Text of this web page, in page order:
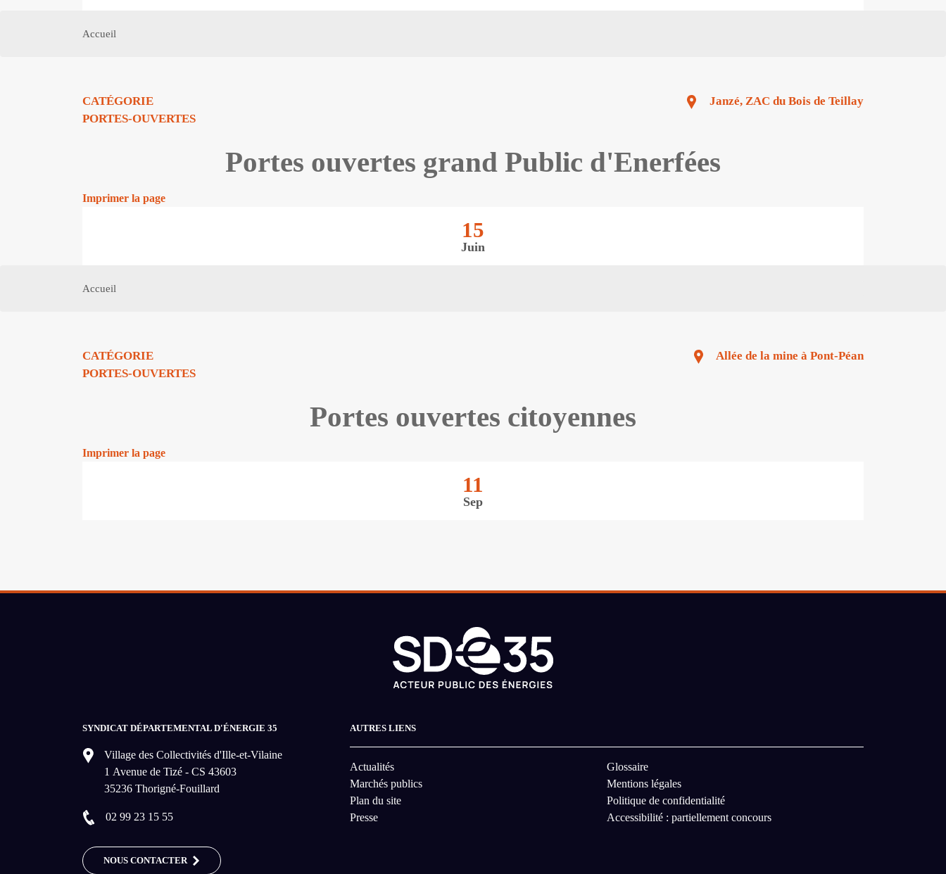
Accueil
CATÉGORIE
PORTES-OUVERTES
Janzé, ZAC du Bois de Teillay
Portes ouvertes grand Public d'Enerfées
Imprimer la page
15
Juin
Accueil
CATÉGORIE
PORTES-OUVERTES
Allée de la mine à Pont-Péan
Portes ouvertes citoyennes
Imprimer la page
11
Sep
SYNDICAT DÉPARTEMENTAL D'ÉNERGIE 35
Village des Collectivités d'Ille-et-Vilaine
1 Avenue de Tizé - CS 43603
35236 Thorigné-Fouillard
02 99 23 15 55
NOUS CONTACTER
AUTRES LIENS
Actualités
Glossaire
Marchés publics
Mentions légales
Plan du site
Politique de confidentialité
Presse
Accessibilité : partiellement concours